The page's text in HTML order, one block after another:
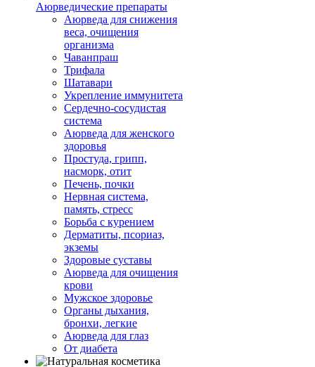
Аюрведические препараты
Аюрведа для снижения
веса, очищения
организма
Чаванпраш
Трифала
Шатавари
Укрепление иммунитета
Сердечно-сосудистая
система
Аюрведа для женского
здоровья
Простуда, грипп,
насморк, отит
Печень, почки
Нервная система,
память, стресс
Борьба с курением
Дерматиты, псориаз,
экземы
Здоровые суставы
Аюрведа для очищения
крови
Мужское здоровье
Органы дыхания,
бронхи, легкие
Аюрведа для глаз
От диабета